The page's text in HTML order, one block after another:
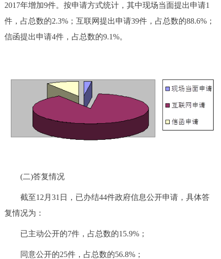
2017年增加9件。按申请方式统计，其中现场当面提出申请1
件，占总数的2.3%；互联网提出申请39件，占总数的88.6%；
信函提出申请4件，占总数的9.1%。
(二)答复情况
截至12月31日，已办结44件政府信息公开申请，具体答
复情况为：
已主动公开的7件，占总数的15.9%；
同意公开的25件，占总数的56.8%；